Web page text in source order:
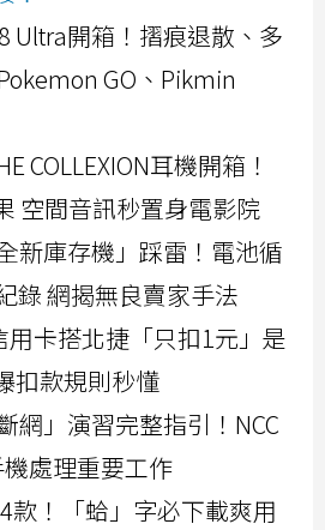
Ultra開箱！摺痕退散、多
GO、Pikmin
COLLEXION耳機開箱！
空間音訊秒置身電影院
新庫存機」踩雷！電池循
錄 網揭無良賣家手法
用卡搭北捷「只扣1元」是
扣款規則秒懂
網」演習完整指引！NCC
處理重要工作
款！「蛤」字必下載爽用